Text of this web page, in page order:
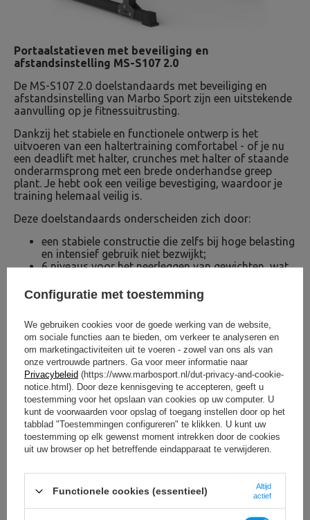
Portaalstatieven met beveiliging en
afstandsinstelling MS-S107 2.0
De MS-S107 2.0 doelstandaards met beveiliging en
afstandsinstelling van Marbo Sport zijn een uitstekende
aanvulling op je fitnessuitrusting.
Dankzij het stabiele en functionele ontwerp is het
uitvoeren van een haltertraining comfortabel - of je nu
een deadlift met halter, crunches met halter of staande
onderarmsprong met een brede onderhandse greep
plant. Je hebt ook een veilige bevestiging, waardoor je
training helemaal veilig is.
Deze doelstandaards onderscheiden zich door:
een stabiele constructie die zelfs bij hoge belasting
en intensief gebruik niet bezwijkt;
6 niveaus voor het neerleggen van gewichten, wat
duurtraining;;
stevige gordelhaken met een verstelling op 3
instellen;;
instelbare tussenruimte, zodat je kunt trainen met
barbells van verschillende lengtes.
Modulatoren met handgrepen MS-A101 2.0
Heb je een Semi-Pro serie bank van Marbo Sport? Breid
de mogelijkheden ervan uit door te grijpen naar de
compatibele bidstang met handgrepen voor de MS-
A101 2.0 halterstang.
armspieroefeningen kunt doen - vooral voor biceps en
triceps - zonder te hoeven investeren in een apart
apparaat. Dit is een uitbreiding die goed zal werken voor
zowel beginners als gevorderden.
Configuratie met toestemming
We gebruiken cookies voor de goede werking van de website,
om sociale functies aan te bieden, om verkeer te analyseren en
om marketingactiviteiten uit te voeren - zowel van ons als van
onze vertrouwde partners. Ga voor meer informatie naar
Privacybeleid (https://www.marbosport.nl/dut-privacy-and-cookie-
notice.html). Door deze kennisgeving te accepteren, geeft u
toestemming voor het opslaan van cookies op uw computer. U
kunt de voorwaarden voor opslag of toegang instellen door op het
tabblad "Toestemmingen configureren" te klikken. U kunt uw
toestemming op elk gewenst moment intrekken door de cookies
uit uw browser op het betreffende eindapparaat te verwijderen.
Functionele cookies (essentieel)
Altijd
actief